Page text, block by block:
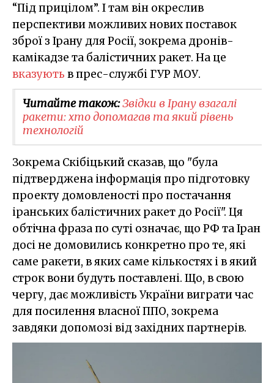
“Під прицілом”. І там він окреслив
перспективи можливих нових поставок
зброї з Ірану для Росії, зокрема дронів-
камікадзе та балістичних ракет. На це
вказують в прес-службі ГУР МОУ.
Читайте також:​Звідки в Ірану взагалі
ракети: хто допомагав та який рівень
технологій
Зокрема Скібіцький сказав, що "була
підтверджена інформація про підготовку
проекту домовленості про постачання
іранських балістичних ракет до Росії". Ця
обтічна фраза по суті означає, що РФ та Іран
досі не домовились конкретно про те, які
саме ракети, в яких саме кількостях і в який
строк вони будуть поставлені. Що, в свою
чергу, дає можливість України виграти час
для посилення власної ППО, зокрема
завдяки допомозі від західних партнерів.